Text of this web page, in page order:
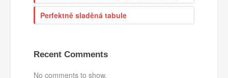
Perfektně sladěná tabule
Recent Comments
No comments to show.